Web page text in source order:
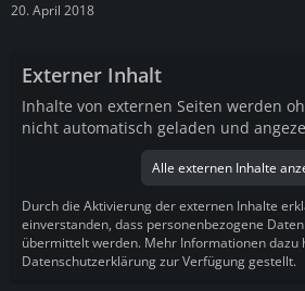
20. April 2018
Externer Inhalt
Inhalte von externen Seiten werden
nicht automatisch geladen und
Alle externen Inhalte
Durch die Aktivierung der externen Inhalte
einverstanden, dass personenbezogene
übermittelt werden. Mehr Informationen dazu
Datenschutzerklärung zur Verfügung gestellt.